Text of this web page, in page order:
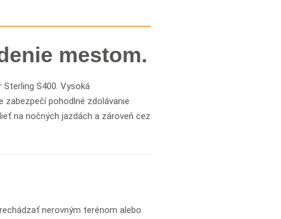
mestom.
S400. Vysoká
pohodlné zdolávanie
na nočných jazdách a zároveň cez
nerovným terénom alebo